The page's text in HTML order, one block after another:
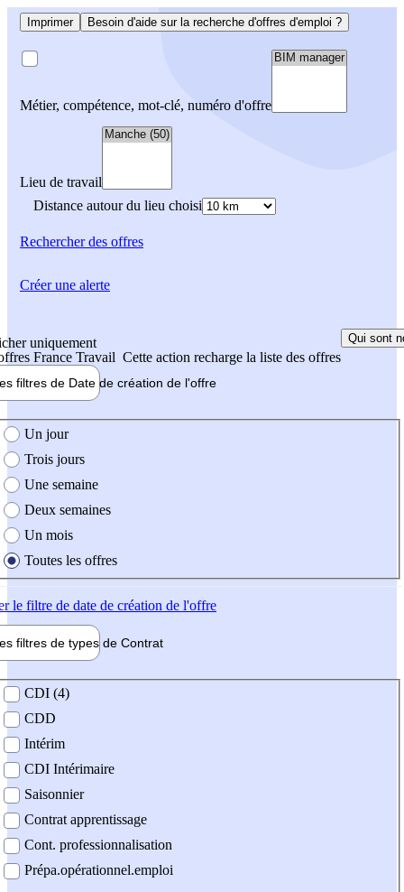
Imprimer Besoin d'aide sur la recherche d'offres d'emploi ?
Métier, compétence, mot-clé, numéro d'offre
Lieu de travail
Distance autour du lieu choisi
Rechercherdes offres
uniquement
France Travail Cette action recharge la liste des offres
Qui sont
filtres de Date de création de l'offre
création de l'offre
Un jour
Trois jours
Une semaine
Deux semaines
Un mois
Toutes les offres
le filtre de date de création de l'offre
filtres de types de Contrat
contrat
CDI (4)
CDD
Intérim
CDI Intérimaire
Saisonnier
Contrat apprentissage
Cont. professionnalisation
Prépa.opérationnel.emploi
Créer une alerte